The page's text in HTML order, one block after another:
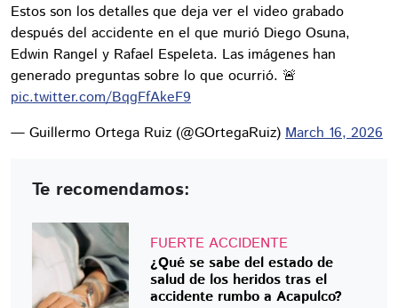
Estos son los detalles que deja ver el video grabado
después del accidente en el que murió Diego Osuna,
Edwin Rangel y Rafael Espeleta. Las imágenes han
generado preguntas sobre lo que ocurrió. 🚨
pic.twitter.com/BqgFfAkeF9
— Guillermo Ortega Ruiz (@GOrtegaRuiz) March 16, 2026
Te recomendamos:
FUERTE ACCIDENTE
¿Qué se sabe del estado de
salud de los heridos tras el
accidente rumbo a Acapulco?